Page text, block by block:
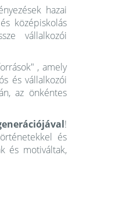
hazai
középiskolás
vállalkozói
, amely
és vállalkozói
az önkéntes
!
és
és motiváltak,